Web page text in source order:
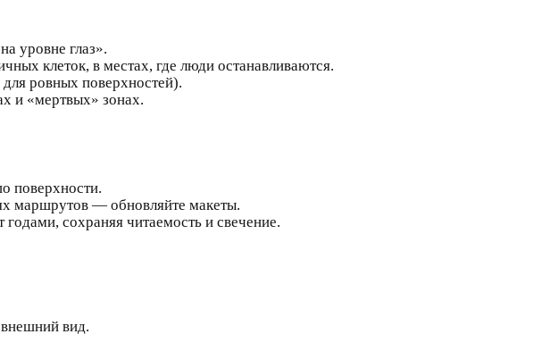
уровне глаз».
клеток, в местах, где люди останавливаются.
ровных поверхностей).
и «мертвых» зонах.
поверхности.
маршрутов — обновляйте макеты.
сохраняя читаемость и свечение.
вид.